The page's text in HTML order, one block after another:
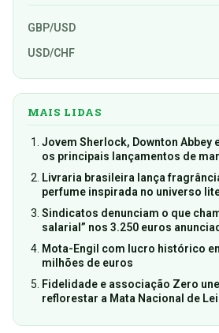
GBP/USD
USD/CHF
MAIS LIDAS
Jovem Sherlock, Downton Abbey
os principais lançamentos de
Livraria brasileira lança
perfume inspirada no universo
Sindicatos denunciam o que
salarial” nos 3.250 euros
Mota-Engil com lucro histórico
milhões de euros
Fidelidade e associação Zero
reflorestar a Mata Nacional de